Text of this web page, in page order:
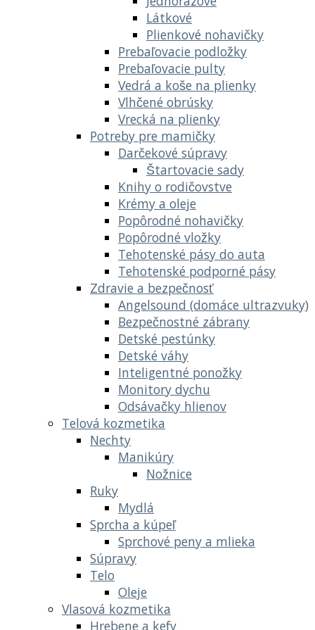
Látkové
Plienkové nohavičky
Prebaľovacie podložky
Prebaľovacie pulty
Vedrá a koše na plienky
Vlhčené obrúsky
Vrecká na plienky
Potreby pre mamičky
Darčekové súpravy
Štartovacie sady
Knihy o rodičovstve
Krémy a oleje
Popôrodné nohavičky
Popôrodné vložky
Tehotenské pásy do auta
Tehotenské podporné pásy
Zdravie a bezpečnosť
Angelsound (domáce ultrazvuky)
Bezpečnostné zábrany
Detské pestúnky
Detské váhy
Inteligentné ponožky
Monitory dychu
Odsávačky hlienov
Telová kozmetika
Nechty
Manikúry
Nožnice
Ruky
Mydlá
Sprcha a kúpeľ
Sprchové peny a mlieka
Súpravy
Telo
Oleje
Vlasová kozmetika
Hrebene a kefy